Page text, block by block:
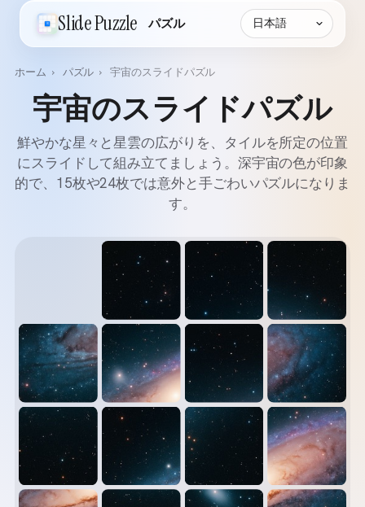
Slide Puzzle パズル 言語
ホーム › パズル › 宇宙のスライドパズル
宇宙のスライドパズル
鮮やかな星々と星雲の広がりを、タイルを所定の位置
にスライドして組み立てましょう。深宇宙の色が印象
的で、15枚や24枚では意外と手ごわいパズルになりま
す。